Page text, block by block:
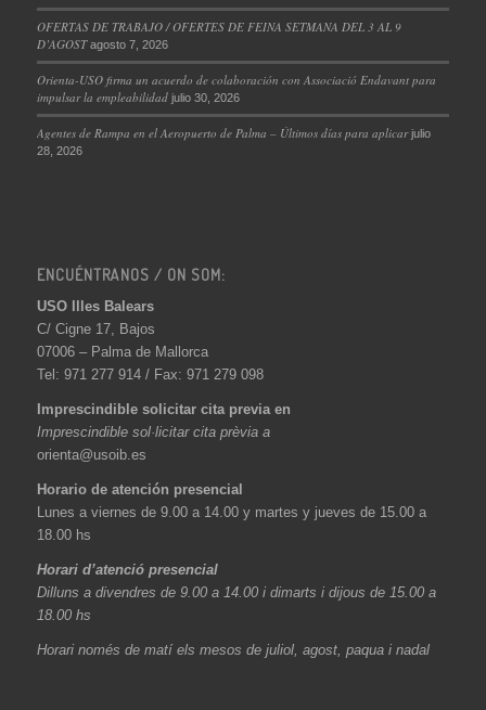
OFERTAS DE TRABAJO / OFERTES DE FEINA SETMANA DEL 3 AL 9
D’AGOST agosto 7, 2026
Orienta-USO firma un acuerdo de colaboración con Associació Endavant para
impulsar la empleabilidad julio 30, 2026
Agentes de Rampa en el Aeropuerto de Palma – Últimos días para aplicar julio
28, 2026
ENCUÉNTRANOS / ON SOM:
USO Illes Balears
C/ Cigne 17, Bajos
07006 – Palma de Mallorca
Tel: 971 277 914 / Fax: 971 279 098
Imprescindible solicitar cita previa en
Imprescindible sol·licitar cita prèvia a
orienta@usoib.es
Horario de atención presencial
Lunes a viernes de 9.00 a 14.00 y martes y jueves de 15.00 a
18.00 hs
Horari d’atenció presencial
Dilluns a divendres de 9.00 a 14.00 i dimarts i dijous de 15.00 a
18.00 hs
Horari només de matí els mesos de juliol, agost, paqua i nadal